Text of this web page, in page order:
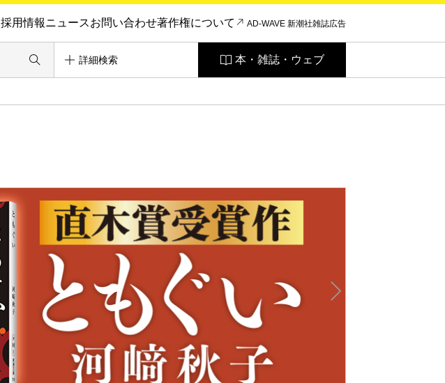
採用情報ニュースお問い合わせ著作権について AD-WAVE 新潮社雑誌広告
詳細検索 本・雑誌・ウェブ